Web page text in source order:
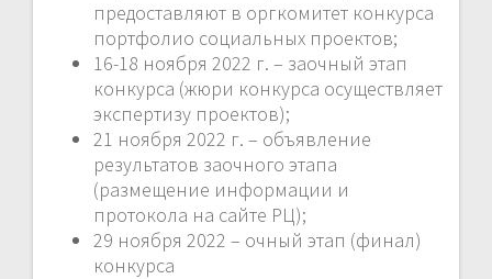
предоставляют в оргкомитет конкурса
портфолио социальных проектов;
16-18 ноября 2022 г. – заочный этап
конкурса (жюри конкурса осуществляет
экспертизу проектов);
21 ноября 2022 г. – объявление
результатов заочного этапа
(размещение информации и
протокола на сайте РЦ);
29 ноября 2022 – очный этап (финал)
конкурса